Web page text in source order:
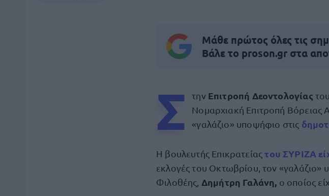
Μάθε πρώτος όλες τις
Βάλε το proson.gr στα
Σ την Επιτροπή Δεοντολογίας
Νομαρχιακή Επιτροπή Βόρειας
«γαλάζιο» υποψήφιο στις
Η βουλευτής Επικρατείαςτου ΣΥΡΙΖΑ
εκλογές του Οκτωβρίου, τον
Φιλοθέης, Δημήτρη Γαλάνη, ο οποίος